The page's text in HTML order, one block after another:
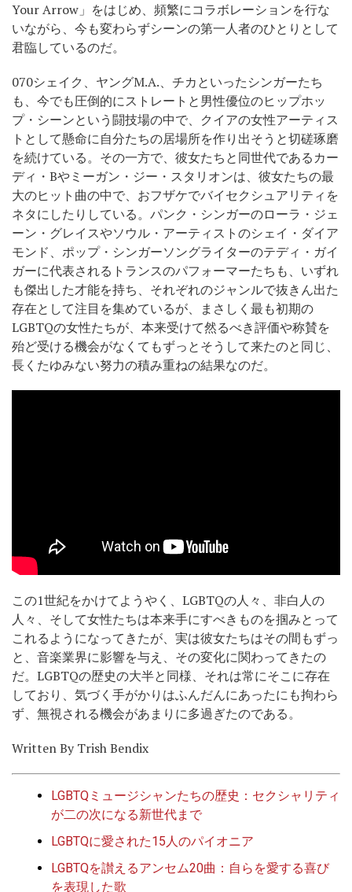
Your Arrow」をはじめ、頻繁にコラボレーションを行な
いながら、今も変わらずシーンの第一人者のひとりとして
君臨しているのだ。
070シェイク、ヤングM.A.、チカといったシンガーたち
も、今でも圧倒的にストレートと男性優位のヒップホッ
プ・シーンという闘技場の中で、クイアの女性アーティス
トとして懸命に自分たちの居場所を作り出そうと切磋琢磨
を続けている。その一方で、彼女たちと同世代であるカー
ディ・Bやミーガン・ジー・スタリオンは、彼女たちの最
大のヒット曲の中で、おフザケでバイセクシュアリティを
ネタにしたりしている。パンク・シンガーのローラ・ジェ
ーン・グレイスやソウル・アーティストのシェイ・ダイア
モンド、ポップ・シンガーソングライターのテディ・ガイ
ガーに代表されるトランスのパフォーマーたちも、いずれ
も傑出した才能を持ち、それぞれのジャンルで抜きん出た
存在として注目を集めているが、まさしく最も初期の
LGBTQの女性たちが、本来受けて然るべき評価や称賛を
殆ど受ける機会がなくてもずっとそうして来たのと同じ、
長くたゆみない努力の積み重ねの結果なのだ。
この1世紀をかけてようやく、LGBTQの人々、非白人の
人々、そして女性たちは本来手にすべきものを掴みとって
これるようになってきたが、実は彼女たちはその間もずっ
と、音楽業界に影響を与え、その変化に関わってきたの
だ。LGBTQの歴史の大半と同様、それは常にそこに存在
しており、気づく手がかりはふんだんにあったにも拘わら
ず、無視される機会があまりに多過ぎたのである。
Written By Trish Bendix
LGBTQミュージシャンたちの歴史：セクシャリティ
が二の次になる新世代まで
LGBTQに愛された15人のパイオニア
LGBTQを讃えるアンセム20曲：自らを愛する喜び
を表現した歌